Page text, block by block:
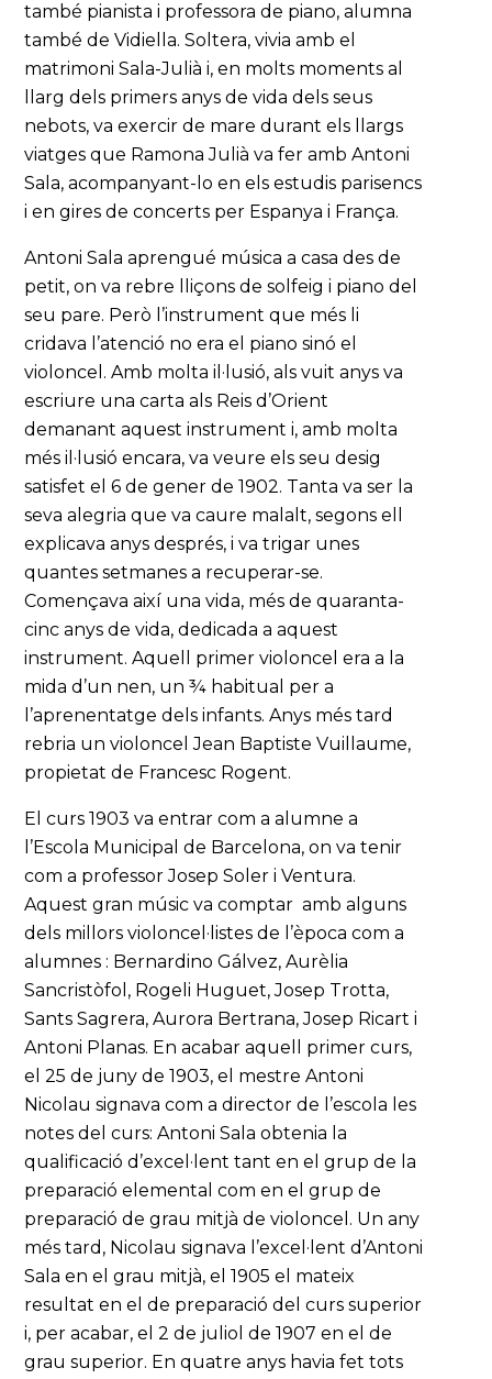
també pianista i professora de piano, alumna
també de Vidiella. Soltera, vivia amb el
matrimoni Sala-Julià i, en molts moments al
llarg dels primers anys de vida dels seus
nebots, va exercir de mare durant els llargs
viatges que Ramona Julià va fer amb Antoni
Sala, acompanyant-lo en els estudis parisencs
i en gires de concerts per Espanya i França.
Antoni Sala aprengué música a casa des de
petit, on va rebre lliçons de solfeig i piano del
seu pare. Però l’instrument que més li
cridava l’atenció no era el piano sinó el
violoncel. Amb molta il·lusió, als vuit anys va
escriure una carta als Reis d’Orient
demanant aquest instrument i, amb molta
més il·lusió encara, va veure els seu desig
satisfet el 6 de gener de 1902. Tanta va ser la
seva alegria que va caure malalt, segons ell
explicava anys després, i va trigar unes
quantes setmanes a recuperar-se.
Començava així una vida, més de quaranta-
cinc anys de vida, dedicada a aquest
instrument. Aquell primer violoncel era a la
mida d’un nen, un ¾ habitual per a
l’aprenentatge dels infants. Anys més tard
rebria un violoncel Jean Baptiste Vuillaume,
propietat de Francesc Rogent.
El curs 1903 va entrar com a alumne a
l’Escola Municipal de Barcelona, on va tenir
com a professor Josep Soler i Ventura.
Aquest gran músic va comptar amb alguns
dels millors violoncel·listes de l’època com a
alumnes : Bernardino Gálvez, Aurèlia
Sancristòfol, Rogeli Huguet, Josep Trotta,
Sants Sagrera, Aurora Bertrana, Josep Ricart i
Antoni Planas. En acabar aquell primer curs,
el 25 de juny de 1903, el mestre Antoni
Nicolau signava com a director de l’escola les
notes del curs: Antoni Sala obtenia la
qualificació d’excel·lent tant en el grup de la
preparació elemental com en el grup de
preparació de grau mitjà de violoncel. Un any
més tard, Nicolau signava l’excel·lent d’Antoni
Sala en el grau mitjà, el 1905 el mateix
resultat en el de preparació del curs superior
i, per acabar, el 2 de juliol de 1907 en el de
grau superior. En quatre anys havia fet tots